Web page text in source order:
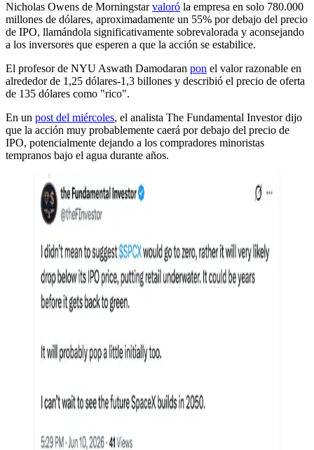
Nicholas Owens de Morningstarvaloró la empresa en solo 780.000
millones de dólares, aproximadamente un 55% por debajo del precio
de IPO, llamándola significativamente sobrevalorada y aconsejando
a los inversores que esperen a que la acción se estabilice.
El profesor de NYU Aswath Damodaran pon el valor razonable en
alrededor de 1,25 dólares-1,3 billones y describió el precio de oferta
de 135 dólares como "rico".
En un post del miércoles, el analista The Fundamental Investor dijo
que la acción muy probablemente caerá por debajo del precio de
IPO, potencialmente dejando a los compradores minoristas
tempranos bajo el agua durante años.